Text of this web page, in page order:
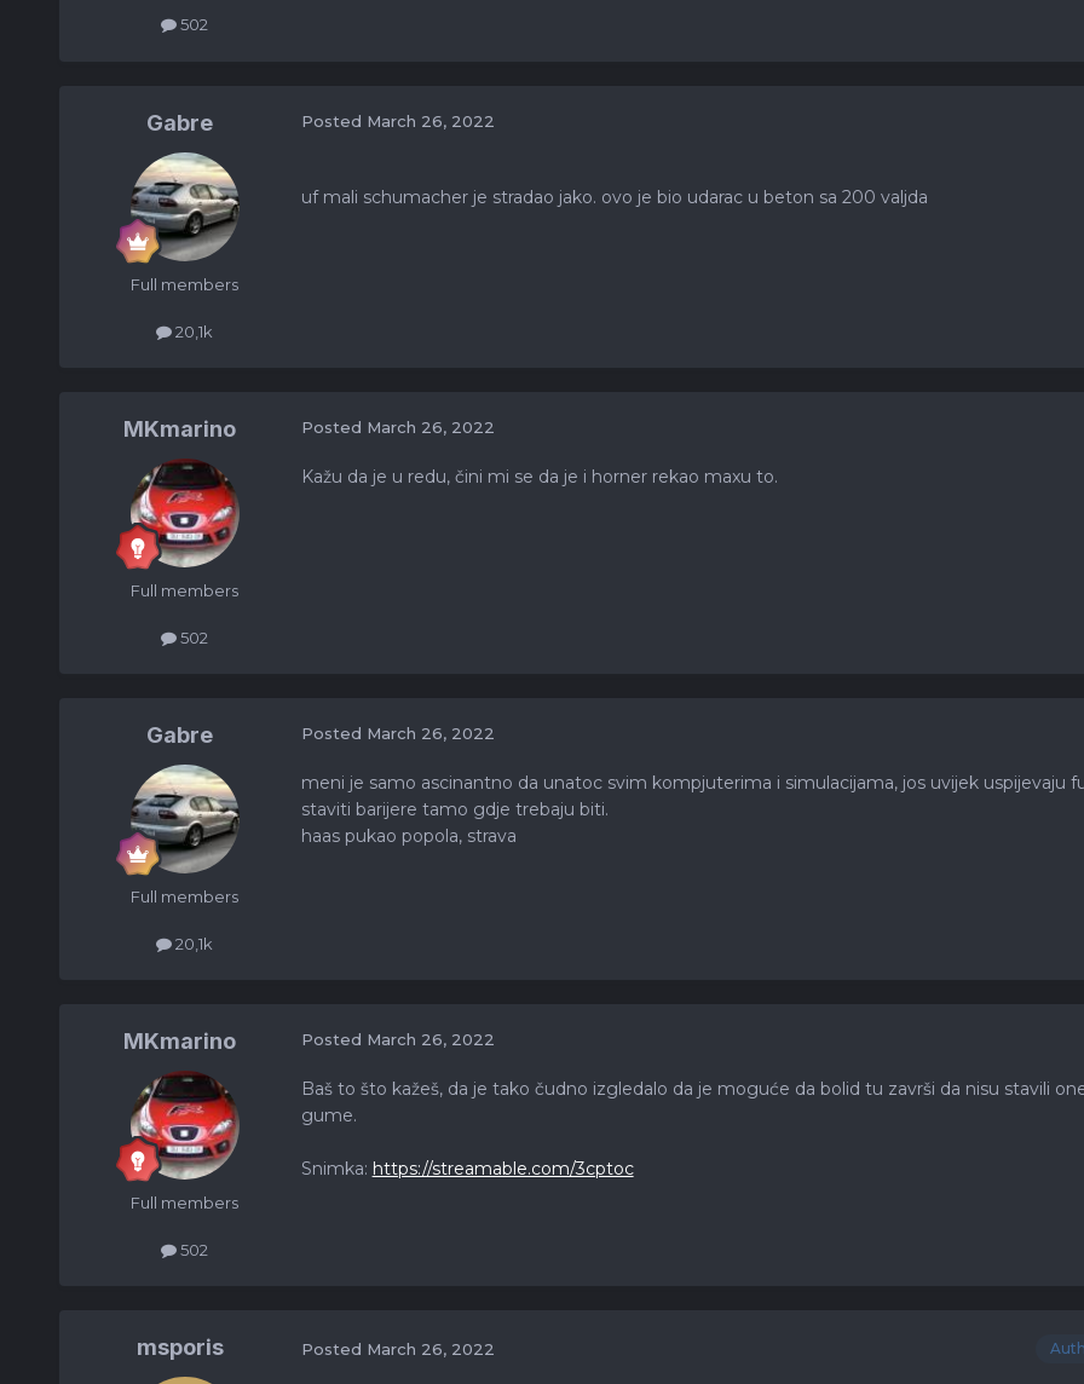
502
Gabre
Full members
20,1k
Posted March 26, 2022
uf mali schumacher je stradao jako. ovo je bio udarac u beton sa 200 valjda
MKmarino
Full members
502
Posted March 26, 2022
Kažu da je u redu, čini mi se da je i horner rekao maxu to.
Gabre
Full members
20,1k
Posted March 26, 2022
meni je samo ascinantno da unatoc svim kompjuterima i simulacijama, jos uvijek uspijevaju
staviti barijere tamo gdje trebaju biti.
haas pukao popola, strava
MKmarino
Full members
502
Posted March 26, 2022
Baš to što kažeš, da je tako čudno izgledalo da je moguće da bolid tu završi da nisu stavili
gume.
Snimka: https://streamable.com/3cptoc
msporis Posted March 26, 2022